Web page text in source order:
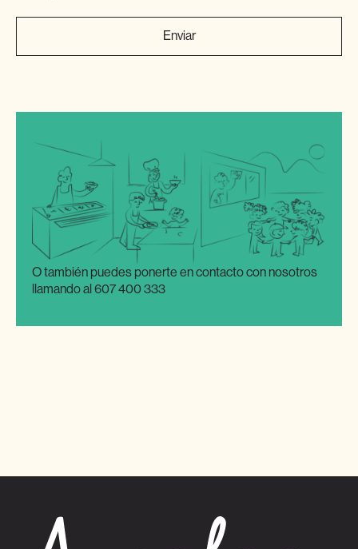
O también puedes ponerte en contacto con nosotros
llamando al 607 400 333